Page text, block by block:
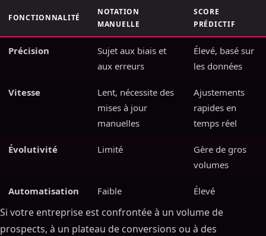
FONCTIONNALITÉ
NOTATION
MANUELLE
SCORE
PRÉDICTIF
Précision
Sujet aux biais et
aux erreurs
Élevé, basé sur
les données
Vitesse
Lent, nécessite des
mises à jour
manuelles
Ajustements
rapides en
temps réel
Évolutivité Limité
Gère de gros
volumes
Automatisation Faible Élevé
Si votre entreprise est confrontée à un volume de
prospects, à un plateau de conversions ou à des